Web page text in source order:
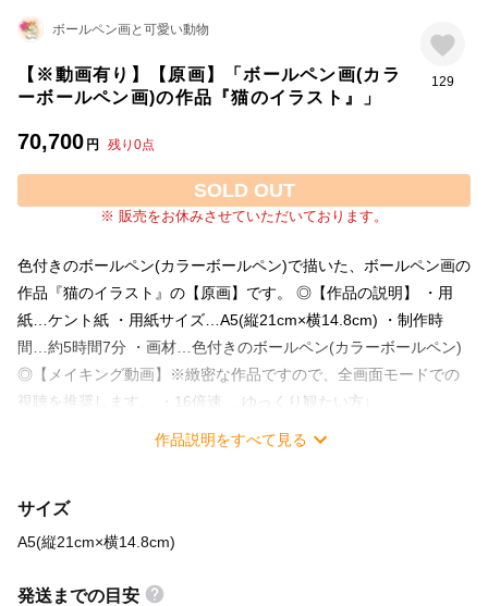
ボールペン画と可愛い動物
【※動画有り】【原画】「ボールペン画(カラ
ーボールペン画)の作品『猫のイラスト』」
70,700 円 残り 0点
129
SOLD OUT
※ 販売をお休みさせていただいております。
色付きのボールペン(カラーボールペン)で描いた、ボールペン画の
作品『猫のイラスト』の【原画】です。 ◎【作品の説明】 ・用
紙…ケント紙 ・用紙サイズ…A5(縦21cm×横14.8cm) ・制作時
間…約5時間7分 ・画材…色付きのボールペン(カラーボールペン)
◎【メイキング動画】※緻密な作品ですので、全画面モードでの
視聴を推奨します。 ・16倍速 …ゆっくり観たい方↓
https://youtu.be/pHXU99moyCI ・192倍速 …速く観たい方↓
作品説明をすべて見る
サイズ
A5(縦21cm×横14.8cm)
発送までの目安